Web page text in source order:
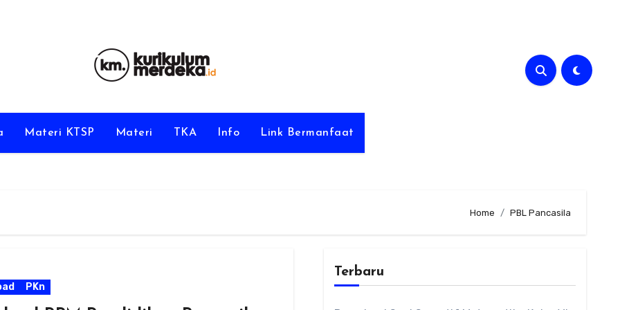
Materi KTSP Materi TKA Info Link Bermanfaat
Home PBL Pancasila
PKn
Terbaru